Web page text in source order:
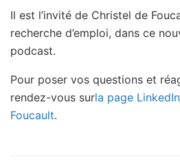
Il est l’invité de Christel de
recherche d’emploi, dans ce
podcast.
Pour poser vos questions et
rendez-vous surla page
Foucault.